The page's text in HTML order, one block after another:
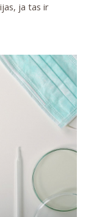
ja tas ir